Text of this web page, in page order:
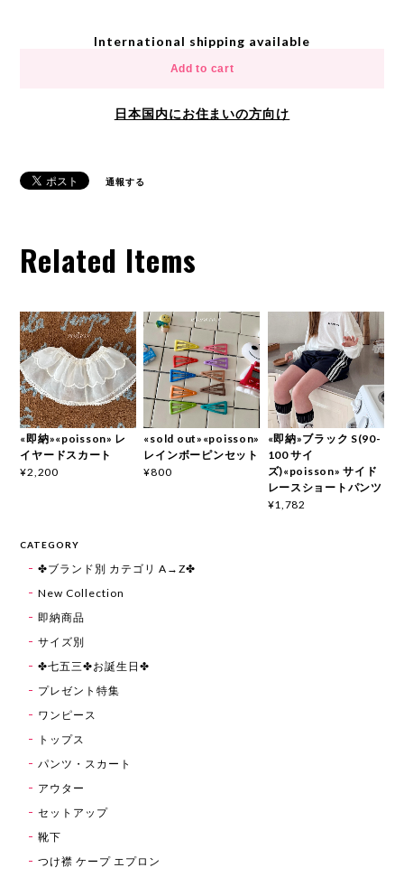
International shipping available
Add to cart
日本国内にお住まいの方向け
通報する
Related Items
«即納»«poisson» レ
イヤードスカート
¥2,200
«sold out»«poisson»
レインボーピンセット
¥800
«即納»ブラック S(90-
100 サイ
ズ)«poisson» サイド
レースショートパンツ
¥1,782
CATEGORY
✤ブランド別 カテゴリ A→Z✤
New Collection
即納商品
サイズ別
✤七五三✤お誕生日✤
プレゼント特集
ワンピース
トップス
パンツ・スカート
アウター
セットアップ
靴下
つけ襟 ケープ エプロン